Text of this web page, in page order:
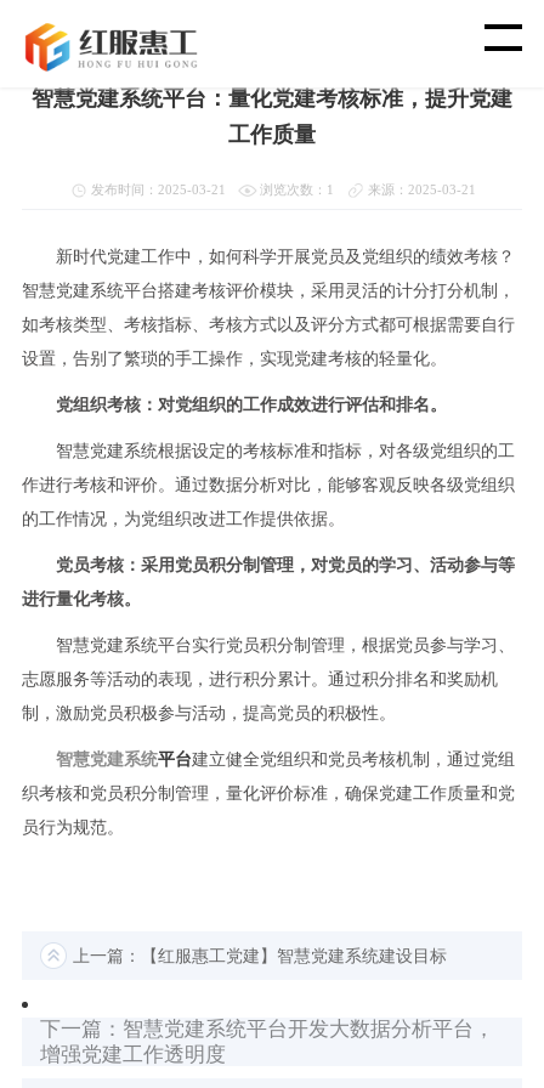
智 慧 工 会
党 建 功 能
渠 道 合 作
客 户 案 例
新 闻 资 讯
首页>新闻资讯>党建新闻动态
智慧党建系统平台：量化党建考核标准，提升党建
工作质量
发布时间：2025-03-21 浏览次数：1 来源：2025-03-21
新时代党建工作中，如何科学开展党员及党组织的绩效考核？
智慧党建系统平台搭建考核评价模块，采用灵活的计分打分机制，
如考核类型、考核指标、考核方式以及评分方式都可根据需要自行
设置，告别了繁琐的手工操作，实现党建考核的轻量化。
党组织考核：对党组织的工作成效进行评估和排名。
智慧党建系统根据设定的考核标准和指标，对各级党组织的工
作进行考核和评价。通过数据分析对比，能够客观反映各级党组织
的工作情况，为党组织改进工作提供依据。
党员考核：采用党员积分制管理，对党员的学习、活动参与等
进行量化考核。
智慧党建系统平台实行党员积分制管理，根据党员参与学习、
志愿服务等活动的表现，进行积分累计。通过积分排名和奖励机
制，激励党员积极参与活动，提高党员的积极性。
智慧党建系统平台建立健全党组织和党员考核机制，通过党组
织考核和党员积分制管理，量化评价标准，确保党建工作质量和党
员行为规范。
上一篇：【红服惠工党建】智慧党建系统建设目标
下一篇：智慧党建系统平台开发大数据分析平台，
增强党建工作透明度